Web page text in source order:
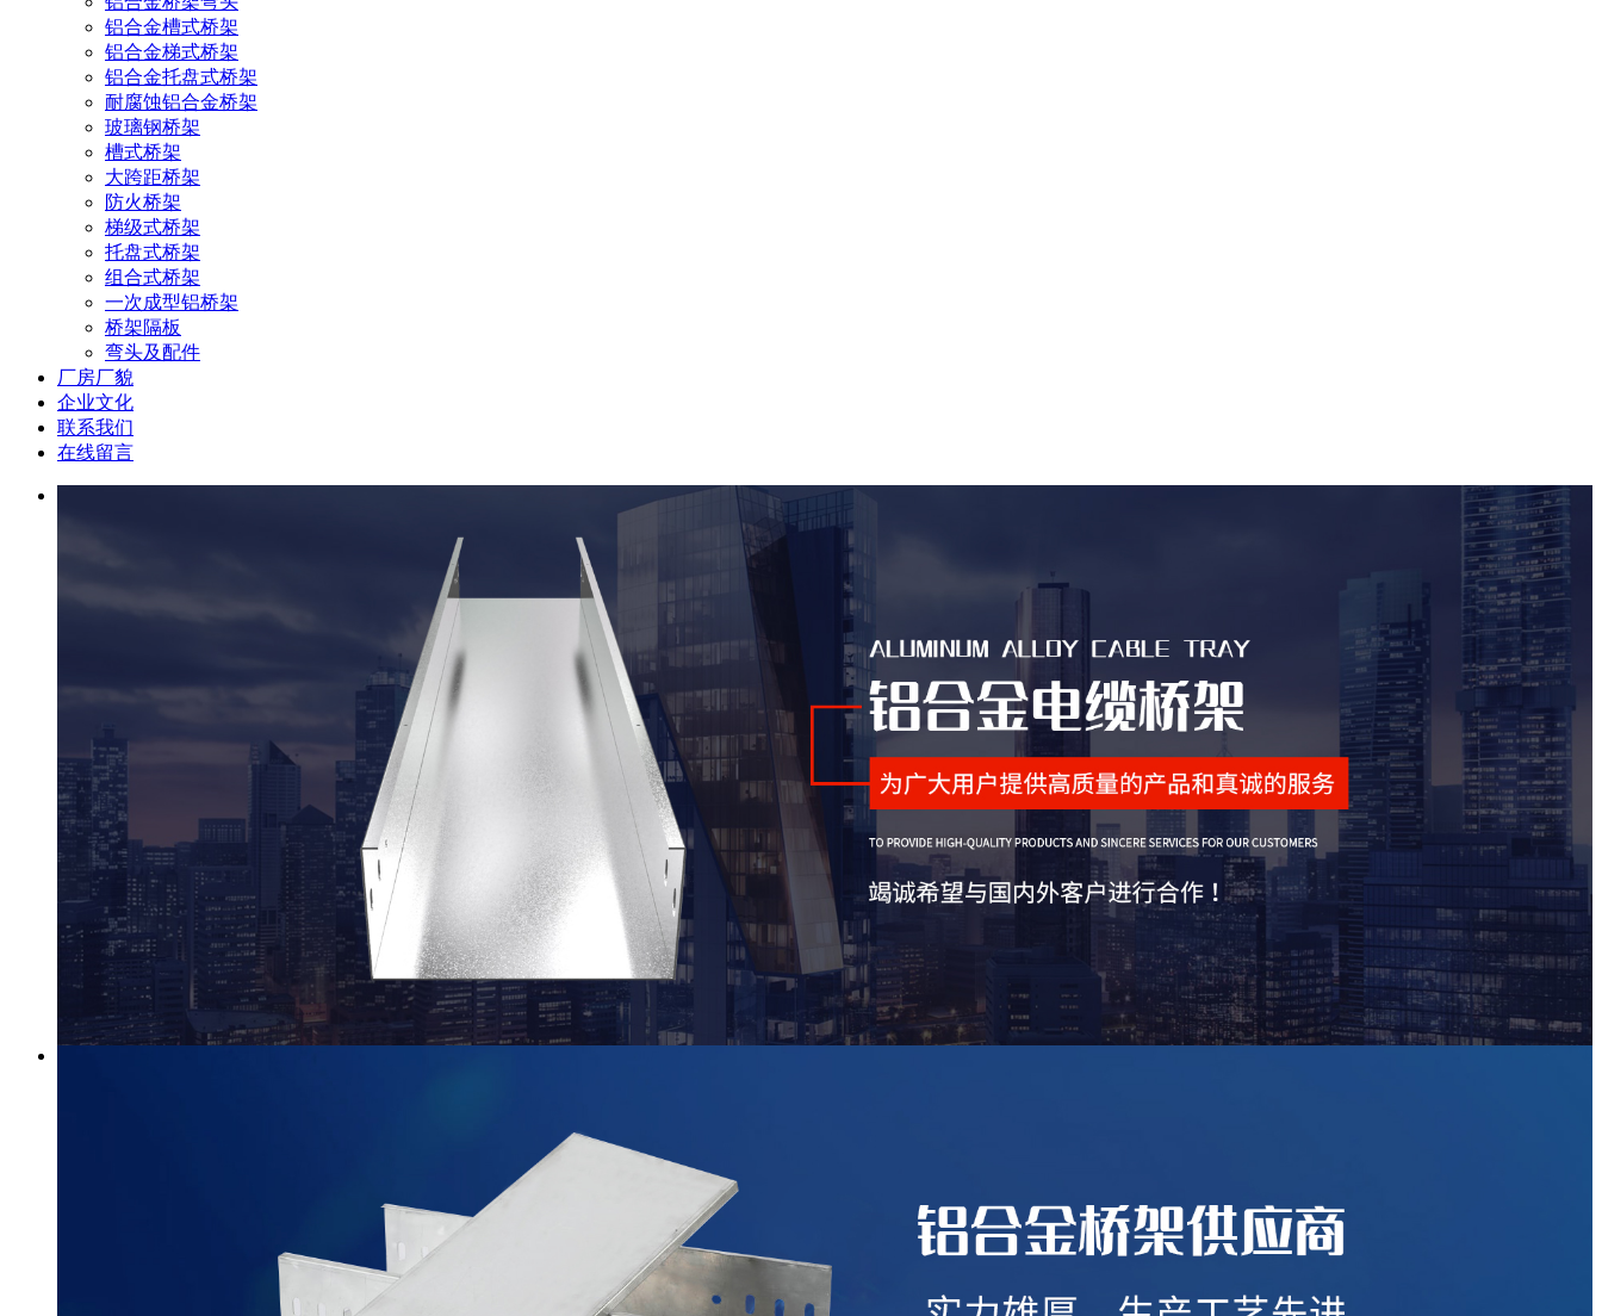
铝合金槽式桥架
铝合金梯式桥架
铝合金托盘式桥架
耐腐蚀铝合金桥架
玻璃钢桥架
槽式桥架
大跨距桥架
防火桥架
梯级式桥架
托盘式桥架
组合式桥架
一次成型铝桥架
桥架隔板
弯头及配件
厂房厂貌
企业文化
联系我们
在线留言